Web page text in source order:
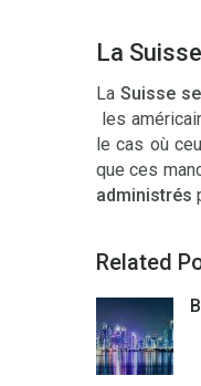
La
LaSuisse
les
le cas où
que ces
administrés
Related